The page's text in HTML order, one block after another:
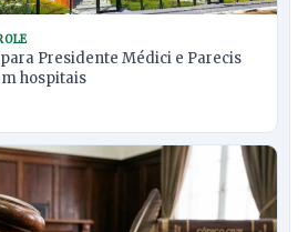
Presidente Médici e Parecis
hospitais